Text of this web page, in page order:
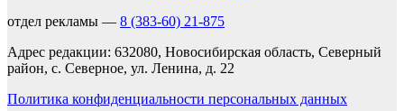
отдел рекламы — 8 (383-60) 21-875
Адрес редакции: 632080, Новосибирская область, Северный
район, с. Северное, ул. Ленина, д. 22
Политика конфиденциальности персональных данных